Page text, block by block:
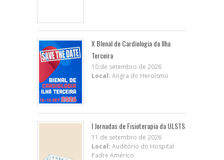
X BIenal de Cardiologia da Ilha
Terceira
10 de setembro de 2026
Local: Angra do Heroísmo
I Jornadas de Fisioterapia da ULSTS
11 de setembro de 2026
Local: Auditório do Hospital
Padre Américo